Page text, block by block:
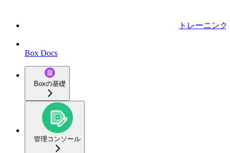
トレーニング
Box Docs
Boxの基礎
管理コンソール